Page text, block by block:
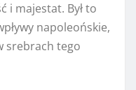
i majestat. Był to
napoleońskie,
srebrach tego